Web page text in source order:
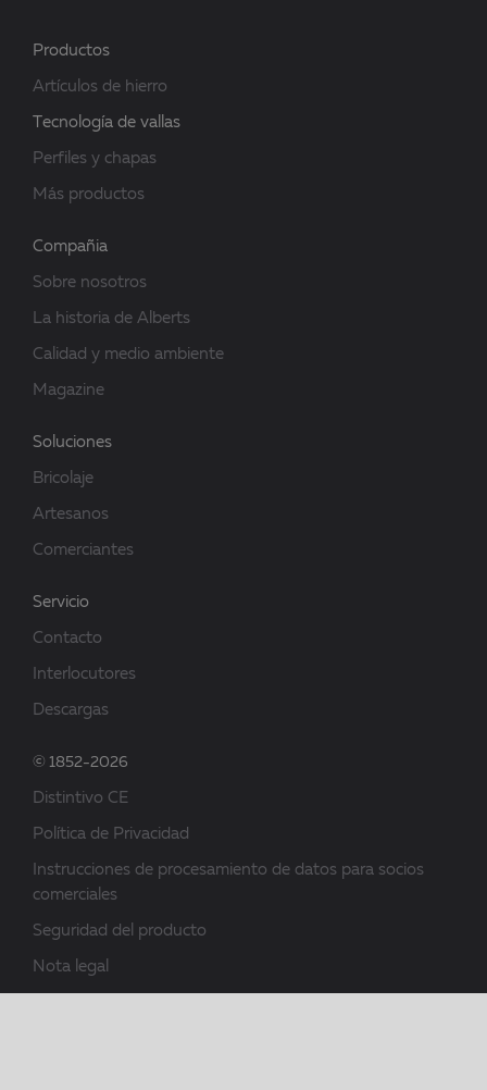
Productos
Artículos de hierro
Tecnología de vallas
Perfiles y chapas
Más productos
Compañia
Sobre nosotros
La historia de Alberts
Calidad y medio ambiente
Magazine
Soluciones
Bricolaje
Artesanos
Comerciantes
Servicio
Contacto
Interlocutores
Descargas
© 1852-2026
Distintivo CE
Política de Privacidad
Instrucciones de procesamiento de datos para socios
comerciales
Seguridad del producto
Nota legal